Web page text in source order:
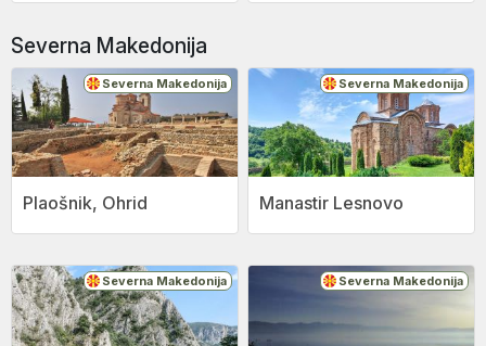
Severna Makedonija
Severna Makedonija
Plaošnik, Ohrid
Severna Makedonija
Manastir Lesnovo
Severna Makedonija Severna Makedonija